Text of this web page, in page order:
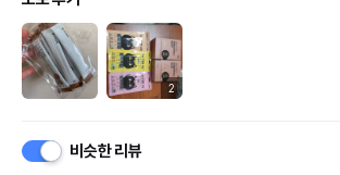
2
비슷한 리뷰